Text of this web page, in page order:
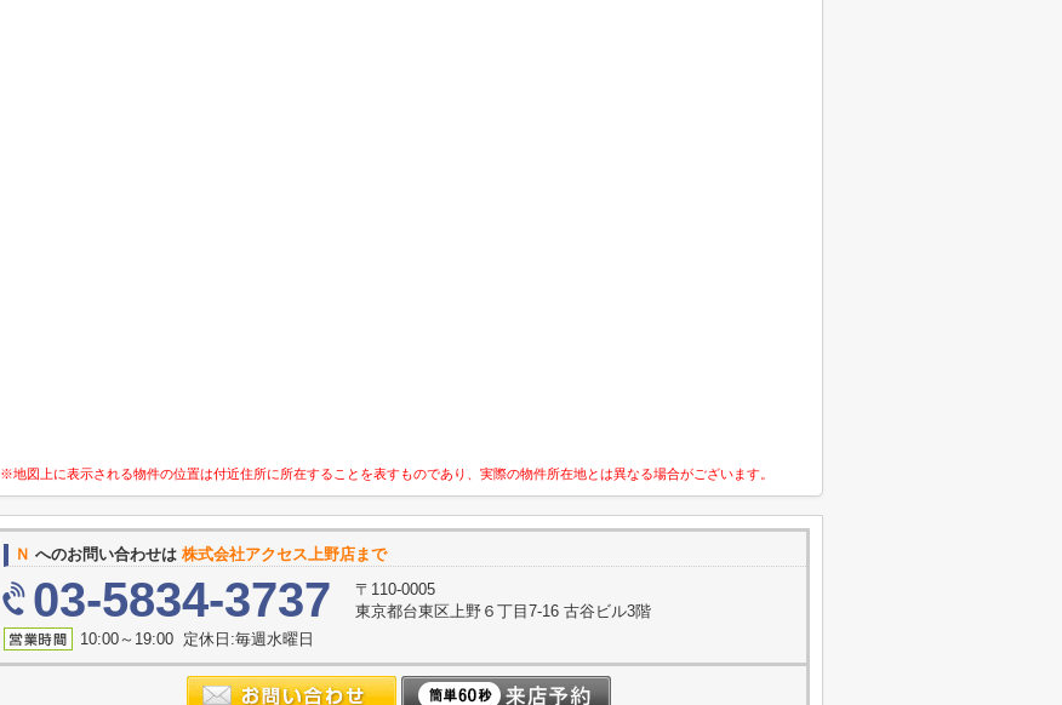
※地図上に表示される物件の位置は付近住所に所在することを表すものであり、実際の物件所在地とは異なる場合がございます。
Ｎ へのお問い合わせは 株式会社アクセス上野店まで
03-5834-3737
〒110-0005
東京都台東区上野６丁目7-16 古谷ビル3階
10:00～19:00 定休日:毎週水曜日